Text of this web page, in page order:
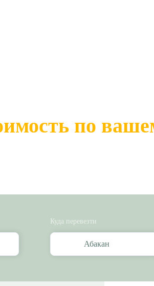
по
Куда перевезти
Абакан